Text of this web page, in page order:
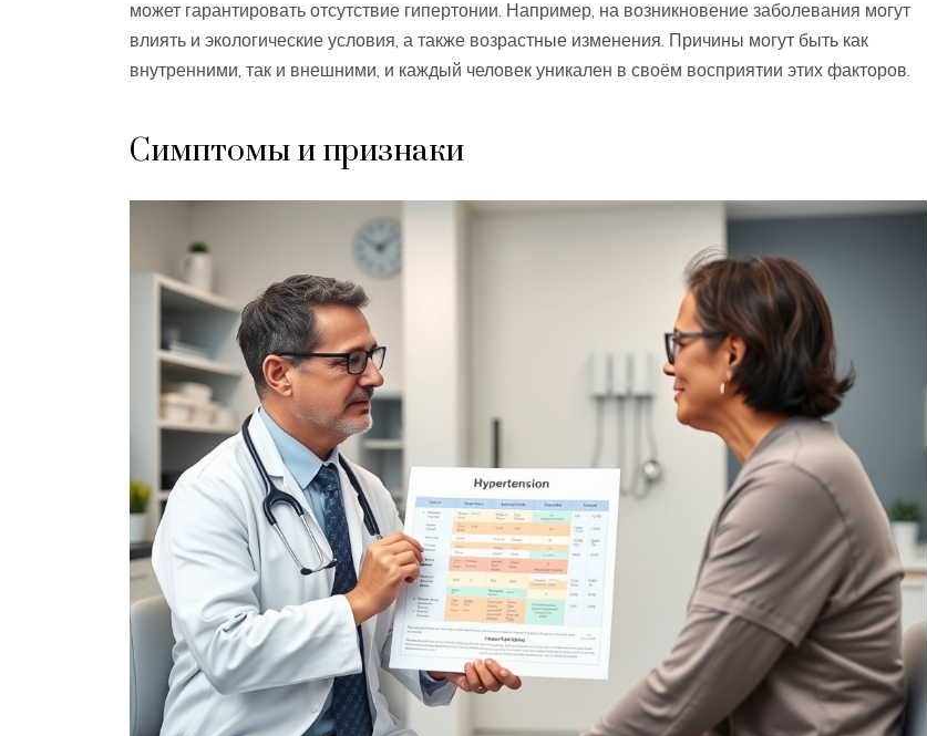
может гарантировать отсутствие гипертонии. Например, на возникновение заболевания могут
влиять и экологические условия, а также возрастные изменения. Причины могут быть как
внутренними, так и внешними, и каждый человек уникален в своём восприятии этих факторов.
Симптомы и признаки